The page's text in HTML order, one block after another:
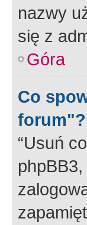
nazwy
się z
Góra
Co
forum"?
“Usuń